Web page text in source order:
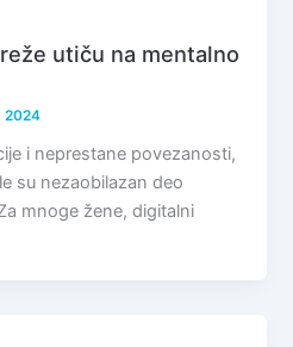
utiču na mentalno
2024
i neprestane povezanosti,
su nezaobilazan deo
mnoge žene, digitalni